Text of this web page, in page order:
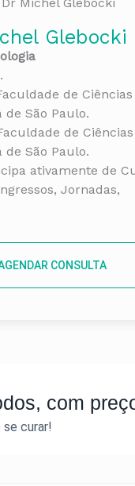
Glebocki
de
de São Paulo.
de
de São Paulo.
ativamente de
Jornadas,
CONSULTA
com
curar!